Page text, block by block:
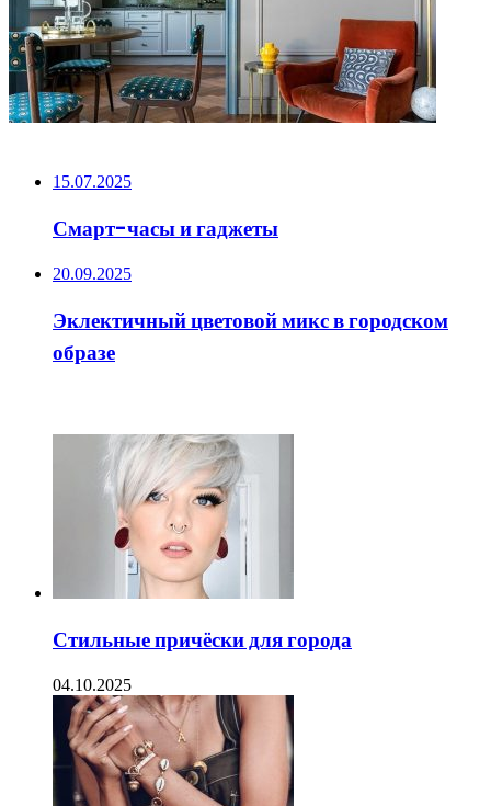
15.07.2025
Смарт-часы и гаджеты
20.09.2025
Эклектичный цветовой микс в городском
образе
Стильные причёски для города
04.10.2025